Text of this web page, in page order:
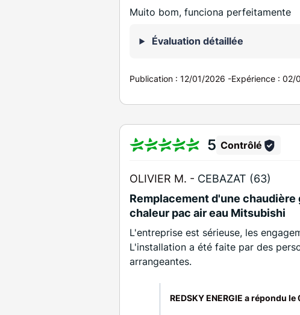
Muito bom, funciona perfeitamente
Évaluation détaillée
Publication :12/01/2026 -Expérience :02/
5 Contrôlé
OLIVIER M. - CEBAZAT (63)
Remplacement d'une chaudière
chaleur pac air eau Mitsubishi
L'entreprise est sérieuse, les
L'installation a été faite par des
arrangeantes.
REDSKY ENERGIE a répondu le